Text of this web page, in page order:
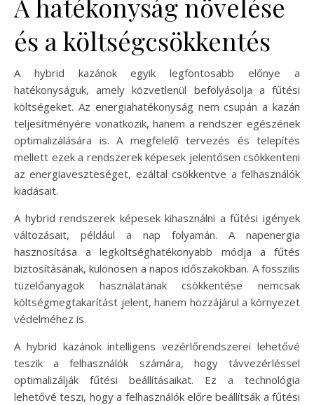
A hatékonyság növelése
és a költségcsökkentés
A hybrid kazánok egyik legfontosabb előnye a
hatékonyságuk, amely közvetlenül befolyásolja a fűtési
költségeket. Az energiahatékonyság nem csupán a kazán
teljesítményére vonatkozik, hanem a rendszer egészének
optimalizálására is. A megfelelő tervezés és telepítés
mellett ezek a rendszerek képesek jelentősen csökkenteni
az energiaveszteséget, ezáltal csökkentve a felhasználók
kiadásait.
A hybrid rendszerek képesek kihasználni a fűtési igények
változásait, például a nap folyamán. A napenergia
hasznosítása a legköltséghatékonyabb módja a fűtés
biztosításának, különösen a napos időszakokban. A fosszilis
tüzelőanyagok használatának csökkentése nemcsak
költségmegtakarítást jelent, hanem hozzájárul a környezet
védelméhez is.
A hybrid kazánok intelligens vezérlőrendszerei lehetővé
teszik a felhasználók számára, hogy távvezérléssel
optimalizálják fűtési beállításaikat. Ez a technológia
lehetővé teszi, hogy a felhasználók előre beállítsák a fűtési